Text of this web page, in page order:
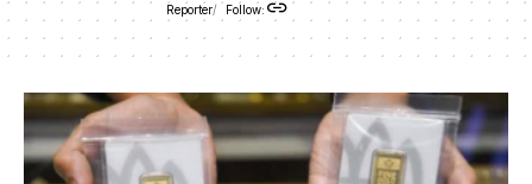
Reporter Follow: